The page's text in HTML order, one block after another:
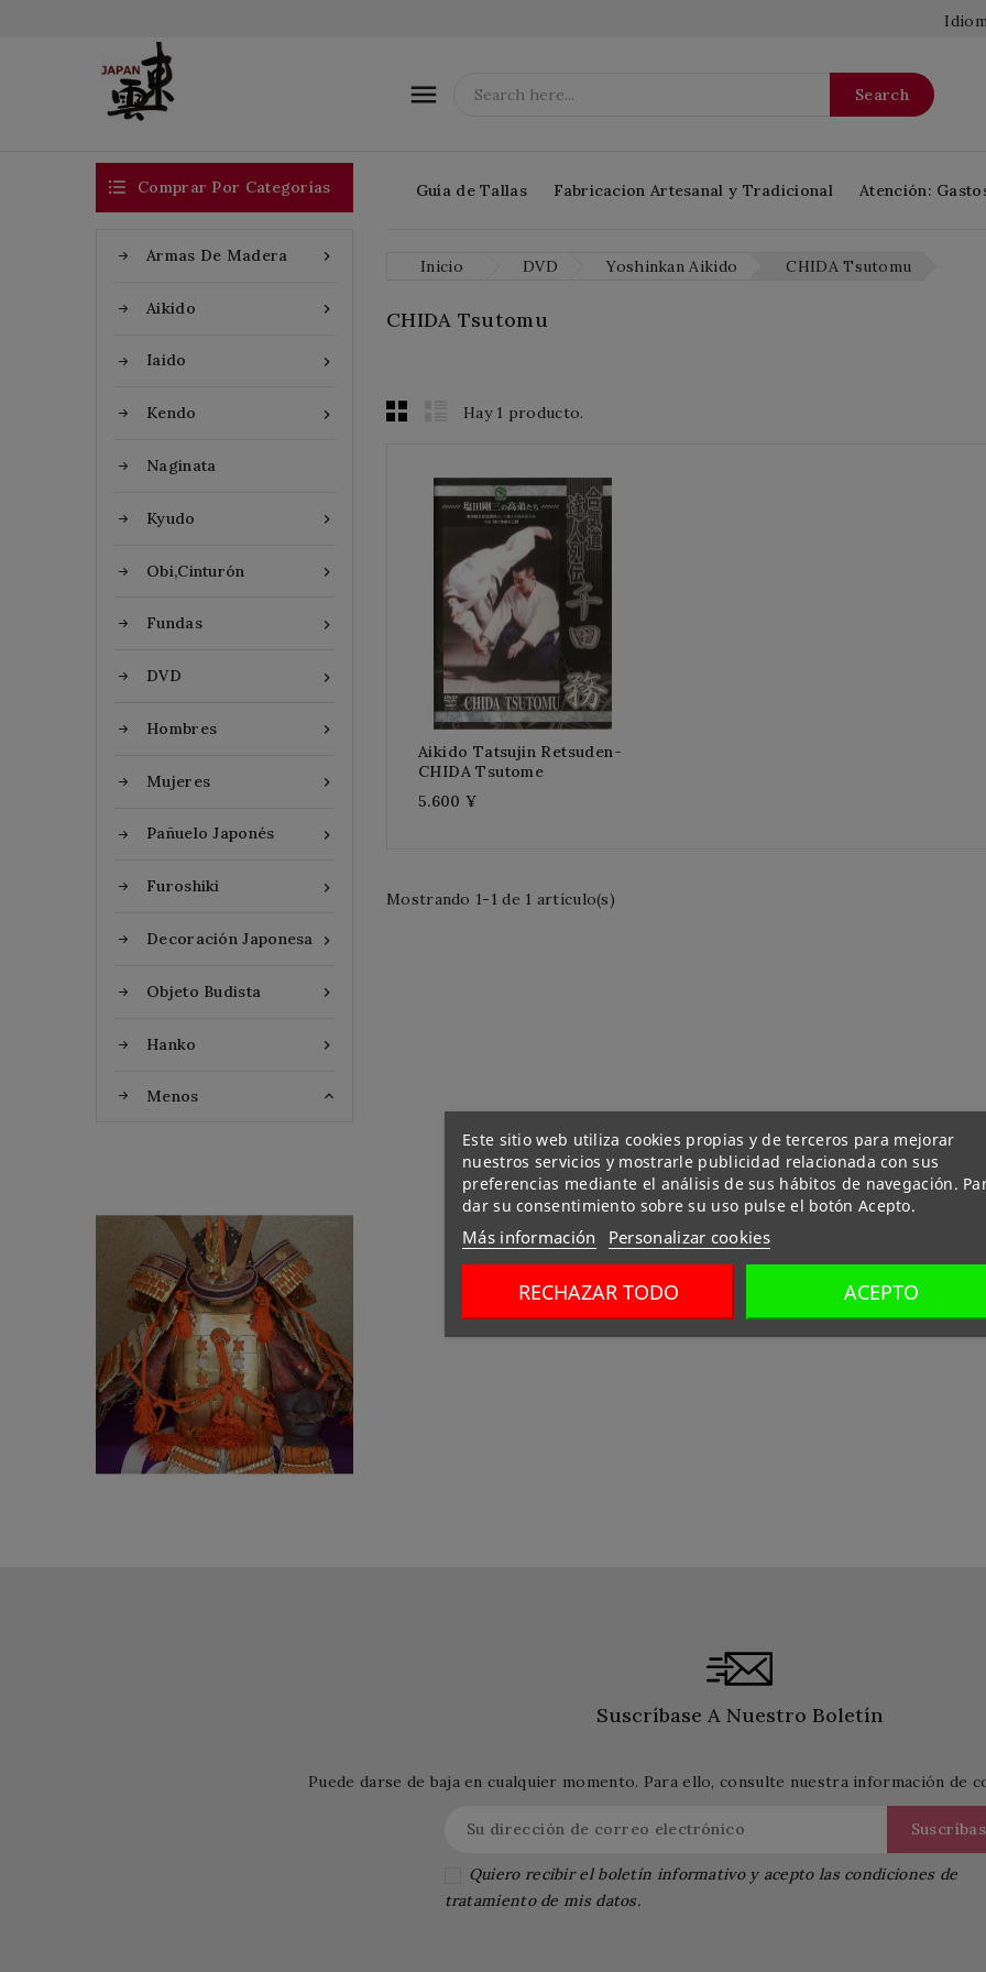
 Search
Guía de Tallas Fabricacion Artesanal y Tradicional Atención:
 Comprar Por Categorías

Armas De Madera

Aikido

Iaido

Kendo
Naginata

Kyudo

Obi,Cinturón

Fundas

DVD

Hombres

Mujeres

Pañuelo Japonés

Furoshiki

Decoración Japonesa

Objeto Budista

Hanko
Menos 
Flat Discount
Homemade Gloves
Inicio DVD Yoshinkan Aikido CHIDA Tsutomu
CHIDA Tsutomu
Hay 1 producto.
Aikido Tatsujin Retsuden-
CHIDA Tsutome
5.600 ¥
Mostrando 1-1 de 1 artículo(s)
Suscríbase A Nuestro Boletín
Puede darse de baja en cualquier momento. Para ello, consulte nuestra información de
Quiero recibir el boletín informativo y acepto las condiciones de
tratamiento de mis datos.
Este sitio web utiliza cookies propias y de terceros para mejorar
nuestros servicios y mostrarle publicidad relacionada con sus
preferencias mediante el análisis de sus hábitos de navegación.
dar su consentimiento sobre su uso pulse el botón Acepto.
Más información Personalizar cookies
RECHAZAR TODO ACEPTO